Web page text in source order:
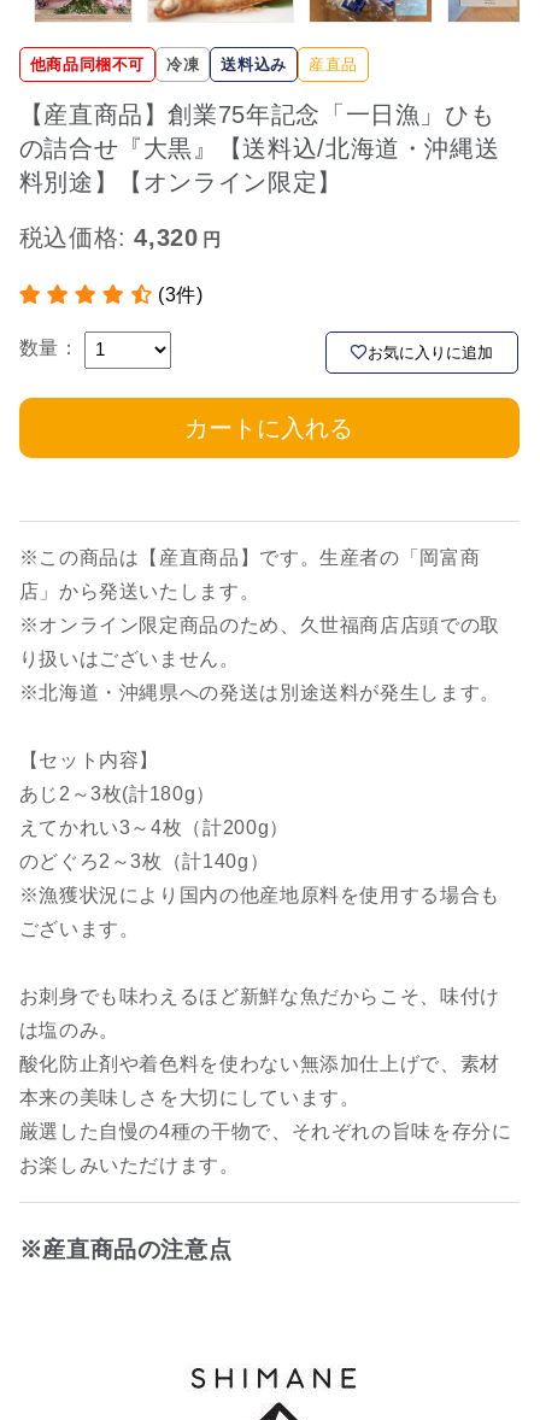
他商品同梱不可 冷凍 送料込み 産直品
【産直商品】創業75年記念「一日漁」ひも
の詰合せ『大黒』【送料込/北海道・沖縄送
料別途】【オンライン限定】
税込価格:4,320
(3件)
数量： お気に入りに追加
カートに入れる
※この商品は【産直商品】です。生産者の「岡富商
店」から発送いたします。
※オンライン限定商品のため、久世福商店店頭での取
り扱いはございません。
※北海道・沖縄県への発送は別途送料が発生します。
【セット内容】
あじ2～3枚(計180g）
えてかれい3～4枚（計200g）
のどぐろ2～3枚（計140g）
※漁獲状況により国内の他産地原料を使用する場合も
ございます。
お刺身でも味わえるほど新鮮な魚だからこそ、味付け
は塩のみ。
酸化防止剤や着色料を使わない無添加仕上げで、素材
本来の美味しさを大切にしています。
厳選した自慢の4種の干物で、それぞれの旨味を存分に
お楽しみいただけます。
※産直商品の注意点